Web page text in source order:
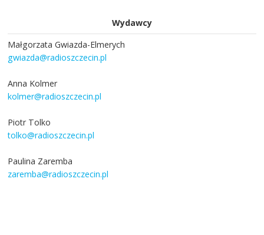
Wydawcy
Małgorzata Gwiazda-Elmerych
gwiazda@radioszczecin.pl
Anna Kolmer
kolmer@radioszczecin.pl
Piotr Tolko
tolko@radioszczecin.pl
Paulina Zaremba
zaremba@radioszczecin.pl